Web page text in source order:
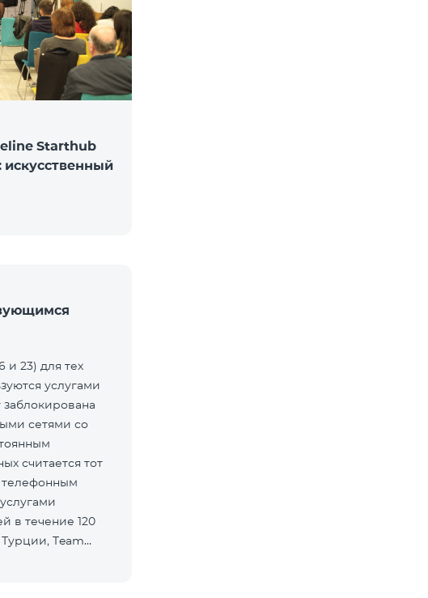
Starthub
искусственный
и 23) для тех
услугами
сетями со
считается тот
в течение 120
Team